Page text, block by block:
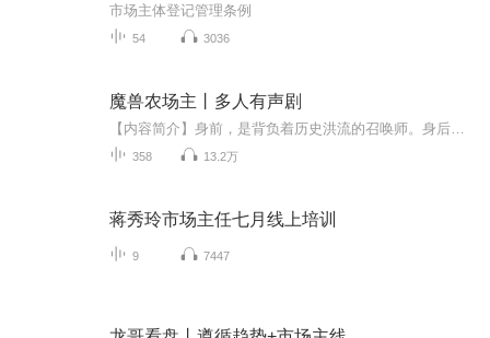
市场主体登记管理条例
54 3036
魔兽农场主丨多人有声剧
358 13.2万
蒋秀玲市场主任七月线上培训
9 7447